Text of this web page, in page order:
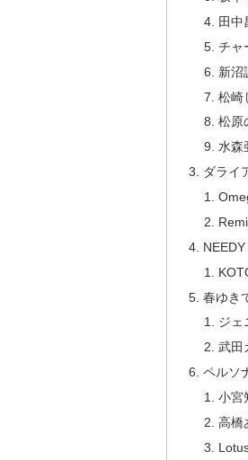
田中
チャ
新沼
松崎
松原
水森
ダライ
春ゆき
ジェ
武田
ペルソ
小宮
高橋